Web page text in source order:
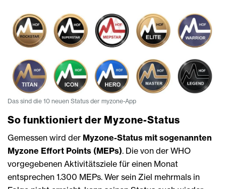
Das sind die 10 neuen Status der myzone-App
So funktioniert der Myzone-Status
Gemessen wird der Myzone-Status mit sogenannten
Myzone Effort Points (MEPs). Die von der WHO
vorgegebenen Aktivitätsziele für einen Monat
entsprechen 1.300 MEPs. Wer sein Ziel mehrmals in